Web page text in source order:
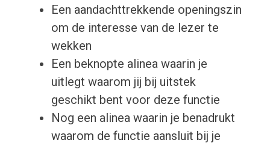
Een aandachttrekkende openingszin
om de interesse van de lezer te
wekken
Een beknopte alinea waarin je
uitlegt waarom jij bij uitstek
geschikt bent voor deze functie
Nog een alinea waarin je benadrukt
waarom de functie aansluit bij je